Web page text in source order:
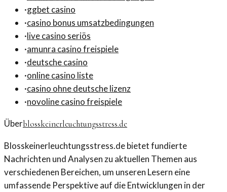
·ggbet casino
·casino bonus umsatzbedingungen
·live casino seriös
·amunra casino freispiele
·deutsche casino
·online casino liste
·casino ohne deutsche lizenz
·novoline casino freispiele
Überblosskeinerleuchtungsstress.de
Blosskeinerleuchtungsstress.de bietet fundierte
Nachrichten und Analysen zu aktuellen Themen aus
verschiedenen Bereichen, um unseren Lesern eine
umfassende Perspektive auf die Entwicklungen in der